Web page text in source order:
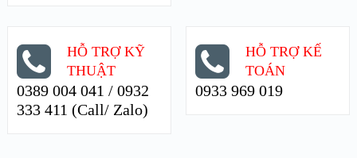
HỖ TRỢ KỸ
THUẬT
0389 004 041 / 0932
333 411 (Call/ Zalo)
HỖ TRỢ KẾ
TOÁN
0933 969 019